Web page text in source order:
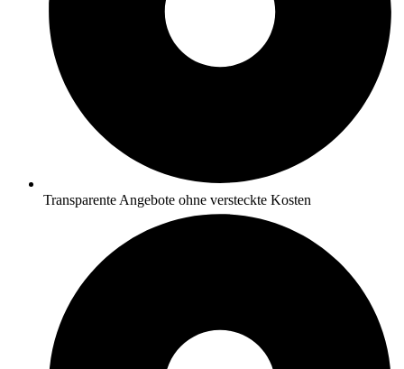
Transparente Angebote ohne versteckte Kosten